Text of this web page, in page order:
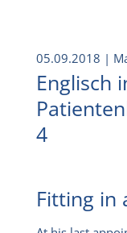
05.09.2018 |
Englisch
4
Fitting in